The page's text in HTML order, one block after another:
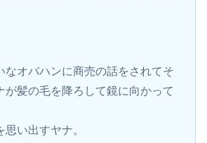
なオバハンに商売の話をされてそ
が髪の毛を降ろして鏡に向かって
い出すヤナ。